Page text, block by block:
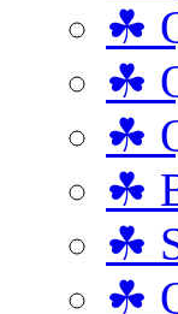
☘
☘
☘
☘
☘
☘